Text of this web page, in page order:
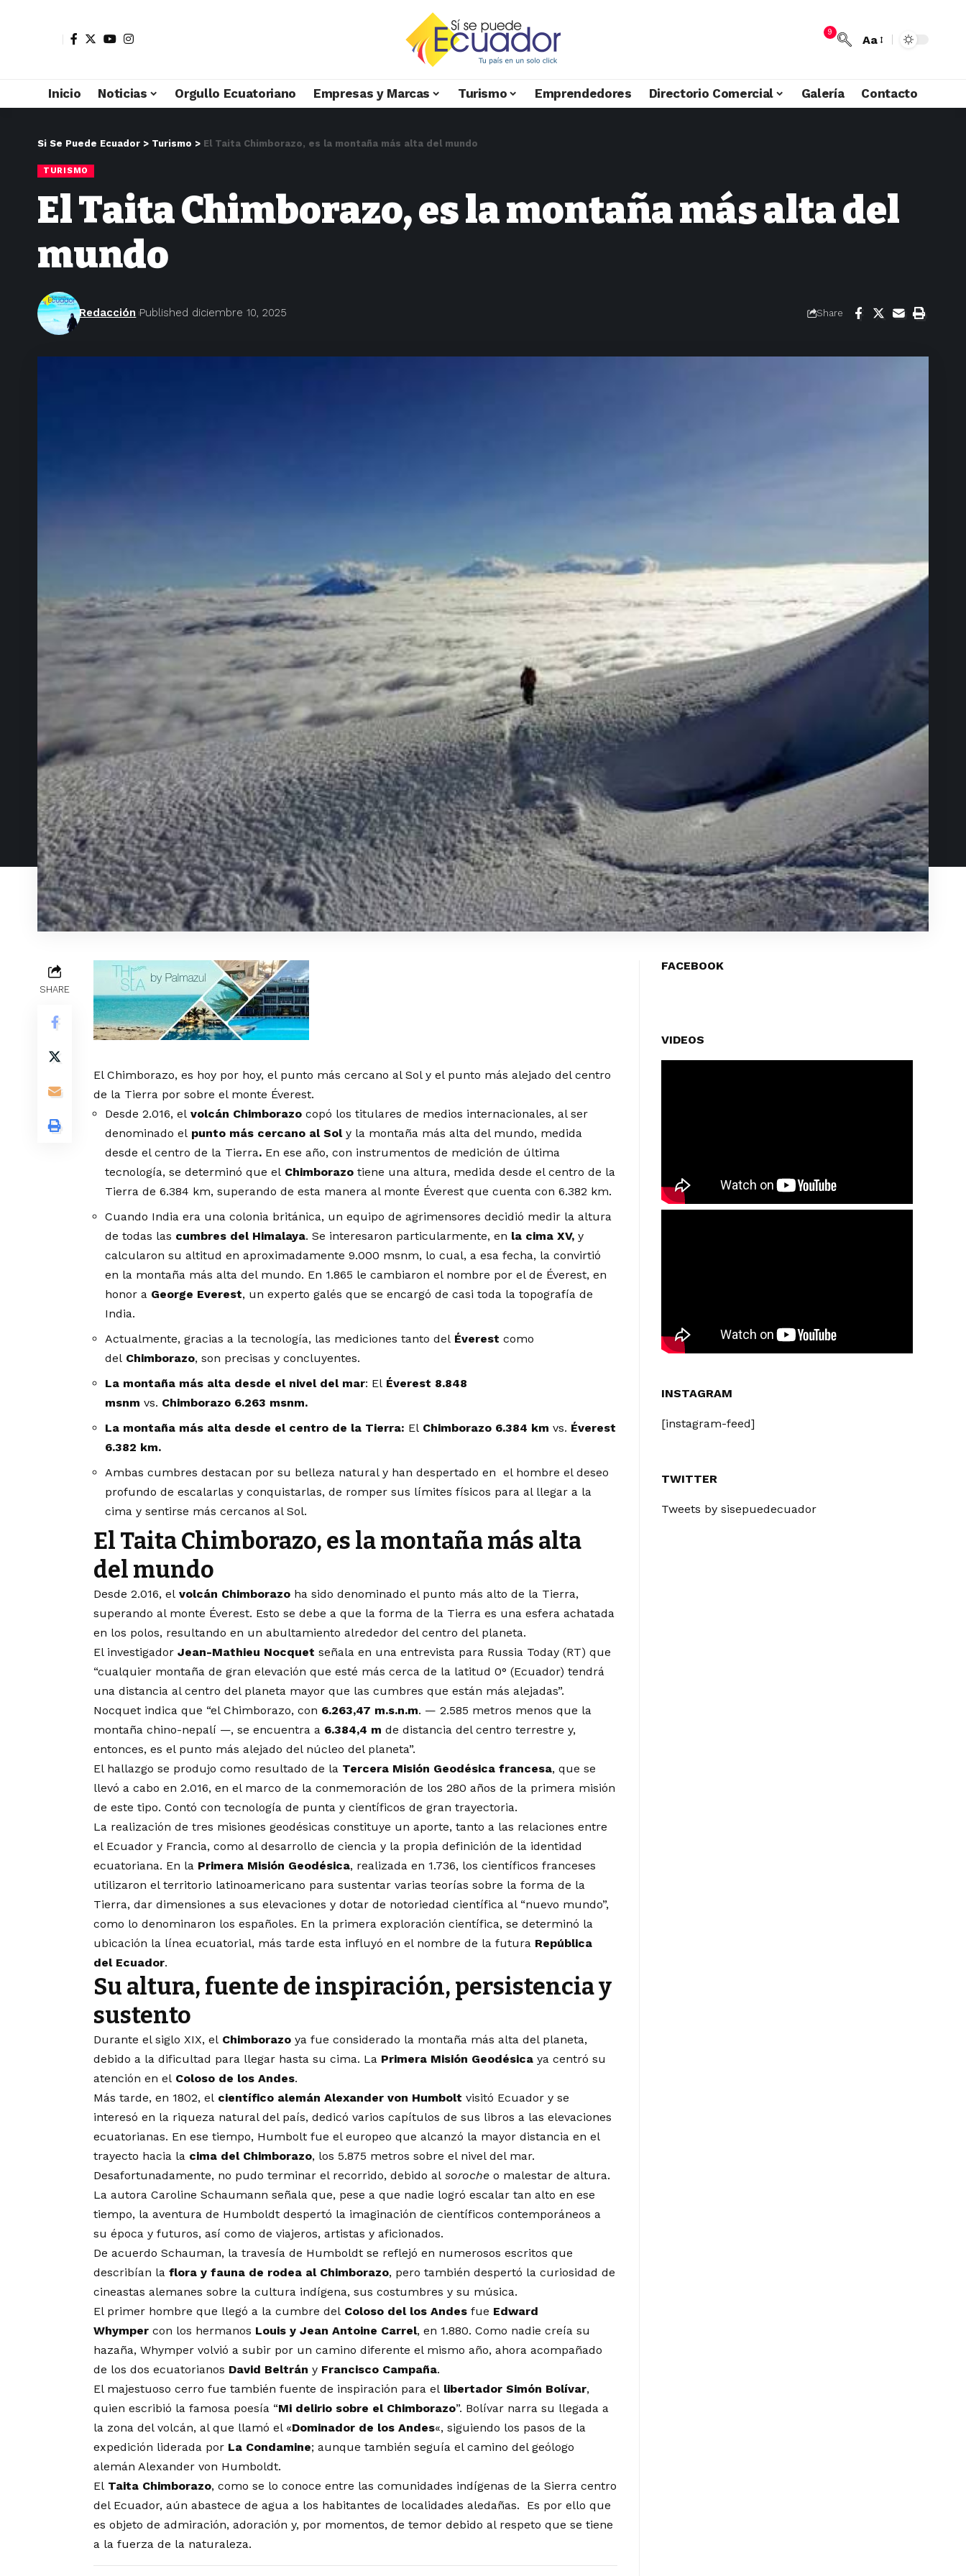
9
Aa
Inicio Noticias Orgullo Ecuatoriano Empresas y Marcas Turismo Emprendedores Directorio Comercial Galería Contacto
Si Se Puede Ecuador > Turismo > El Taita Chimborazo, es la montaña más alta del mundo
TURISMO
El Taita Chimborazo, es la montaña más alta del
mundo
Redacción Published diciembre 10, 2025 Share
SHARE
El Chimborazo, es hoy por hoy, el punto más cercano al Sol y el punto más alejado del centro
de la Tierra por sobre el monte Éverest.
Desde 2.016, el volcán Chimborazo copó los titulares de medios internacionales, al ser
denominado el punto más cercano al Sol y la montaña más alta del mundo, medida
desde el centro de la Tierra. En ese año, con instrumentos de medición de última
tecnología, se determinó que el Chimborazo tiene una altura, medida desde el centro de la
Tierra de 6.384 km, superando de esta manera al monte Éverest que cuenta con 6.382 km.
Cuando India era una colonia británica, un equipo de agrimensores decidió medir la altura
de todas las cumbres del Himalaya. Se interesaron particularmente, en la cima XV, y
calcularon su altitud en aproximadamente 9.000 msnm, lo cual, a esa fecha, la convirtió
en la montaña más alta del mundo. En 1.865 le cambiaron el nombre por el de Éverest, en
honor a George Everest, un experto galés que se encargó de casi toda la topografía de
India.
Actualmente, gracias a la tecnología, las mediciones tanto del Éverest como
del Chimborazo, son precisas y concluyentes.
La montaña más alta desde el nivel del mar: El Éverest 8.848
msnm vs. Chimborazo 6.263 msnm.
La montaña más alta desde el centro de la Tierra: El Chimborazo 6.384 km vs. Éverest
6.382 km.
Ambas cumbres destacan por su belleza natural y han despertado en el hombre el deseo
profundo de escalarlas y conquistarlas, de romper sus límites físicos para al llegar a la
cima y sentirse más cercanos al Sol.
El Taita Chimborazo, es la montaña más alta
del mundo
Desde 2.016, el volcán Chimborazo ha sido denominado el punto más alto de la Tierra,
superando al monte Éverest. Esto se debe a que la forma de la Tierra es una esfera achatada
en los polos, resultando en un abultamiento alrededor del centro del planeta.
El investigador Jean-Mathieu Nocquet señala en una entrevista para Russia Today (RT) que
“cualquier montaña de gran elevación que esté más cerca de la latitud 0° (Ecuador) tendrá
una distancia al centro del planeta mayor que las cumbres que están más alejadas”.
Nocquet indica que “el Chimborazo, con 6.263,47 m.s.n.m. — 2.585 metros menos que la
montaña chino-nepalí —, se encuentra a 6.384,4 m de distancia del centro terrestre y,
entonces, es el punto más alejado del núcleo del planeta”.
El hallazgo se produjo como resultado de la Tercera Misión Geodésica francesa, que se
llevó a cabo en 2.016, en el marco de la conmemoración de los 280 años de la primera misión
de este tipo. Contó con tecnología de punta y científicos de gran trayectoria.
La realización de tres misiones geodésicas constituye un aporte, tanto a las relaciones entre
el Ecuador y Francia, como al desarrollo de ciencia y la propia definición de la identidad
ecuatoriana. En la Primera Misión Geodésica, realizada en 1.736, los científicos franceses
utilizaron el territorio latinoamericano para sustentar varias teorías sobre la forma de la
Tierra, dar dimensiones a sus elevaciones y dotar de notoriedad científica al “nuevo mundo”,
como lo denominaron los españoles. En la primera exploración científica, se determinó la
ubicación la línea ecuatorial, más tarde esta influyó en el nombre de la futura República
del Ecuador.
Su altura, fuente de inspiración, persistencia y
sustento
Durante el siglo XIX, el Chimborazo ya fue considerado la montaña más alta del planeta,
debido a la dificultad para llegar hasta su cima. La Primera Misión Geodésica ya centró su
atención en el Coloso de los Andes.
Más tarde, en 1802, el científico alemán Alexander von Humbolt visitó Ecuador y se
interesó en la riqueza natural del país, dedicó varios capítulos de sus libros a las elevaciones
ecuatorianas. En ese tiempo, Humbolt fue el europeo que alcanzó la mayor distancia en el
trayecto hacia la cima del Chimborazo, los 5.875 metros sobre el nivel del mar.
Desafortunadamente, no pudo terminar el recorrido, debido al soroche o malestar de altura.
La autora Caroline Schaumann señala que, pese a que nadie logró escalar tan alto en ese
tiempo, la aventura de Humboldt despertó la imaginación de científicos contemporáneos a
su época y futuros, así como de viajeros, artistas y aficionados.
De acuerdo Schauman, la travesía de Humboldt se reflejó en numerosos escritos que
describían la flora y fauna de rodea al Chimborazo, pero también despertó la curiosidad de
cineastas alemanes sobre la cultura indígena, sus costumbres y su música.
El primer hombre que llegó a la cumbre del Coloso del los Andes fue Edward
Whymper con los hermanos Louis y Jean Antoine Carrel, en 1.880. Como nadie creía su
hazaña, Whymper volvió a subir por un camino diferente el mismo año, ahora acompañado
de los dos ecuatorianos David Beltrán y Francisco Campaña.
El majestuoso cerro fue también fuente de inspiración para el libertador Simón Bolívar,
quien escribió la famosa poesía “Mi delirio sobre el Chimborazo”. Bolívar narra su llegada a
la zona del volcán, al que llamó el «Dominador de los Andes«, siguiendo los pasos de la
expedición liderada por La Condamine; aunque también seguía el camino del geólogo
alemán Alexander von Humboldt.
El Taita Chimborazo, como se lo conoce entre las comunidades indígenas de la Sierra centro
del Ecuador, aún abastece de agua a los habitantes de localidades aledañas. Es por ello que
es objeto de admiración, adoración y, por momentos, de temor debido al respeto que se tiene
a la fuerza de la naturaleza.
FACEBOOK
VIDEOS
INSTAGRAM
[instagram-feed]
TWITTER
Tweets by sisepuedecuador